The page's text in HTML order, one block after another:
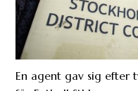
En agent gav sig efter